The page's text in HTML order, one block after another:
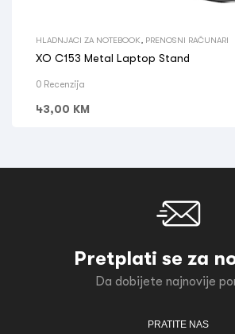
HLADNJACI ZA NOTEBOOK PRENOSNI RAČUNARI
XO C153 Metal Laptop Stand
0 Recenzija
43,00 KM
Pretplati se za
Da dobijete najnovije
PRATITE NAS